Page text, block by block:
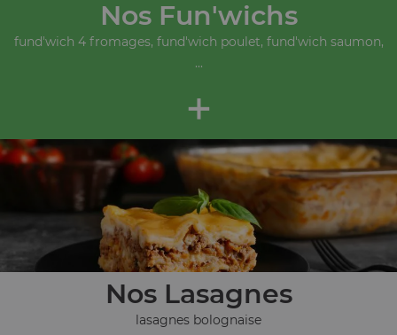
Nos Fun'wichs
fund'wich 4 fromages, fund'wich poulet, fund'wich saumon,
...
+
Nos Lasagnes
lasagnes bolognaise